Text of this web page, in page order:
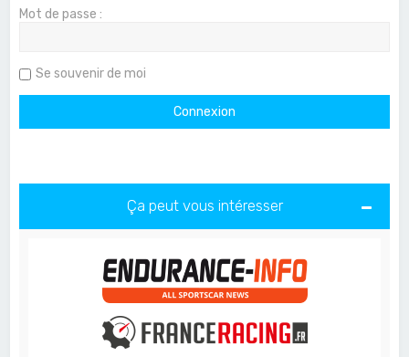
Mot de passe :
Se souvenir de moi
Ça peut vous intéresser